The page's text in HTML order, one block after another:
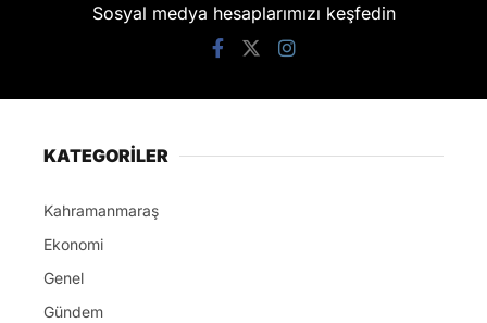
Sosyal medya hesaplarımızı keşfedin
KATEGORİLER
Kahramanmaraş
Ekonomi
Genel
Gündem